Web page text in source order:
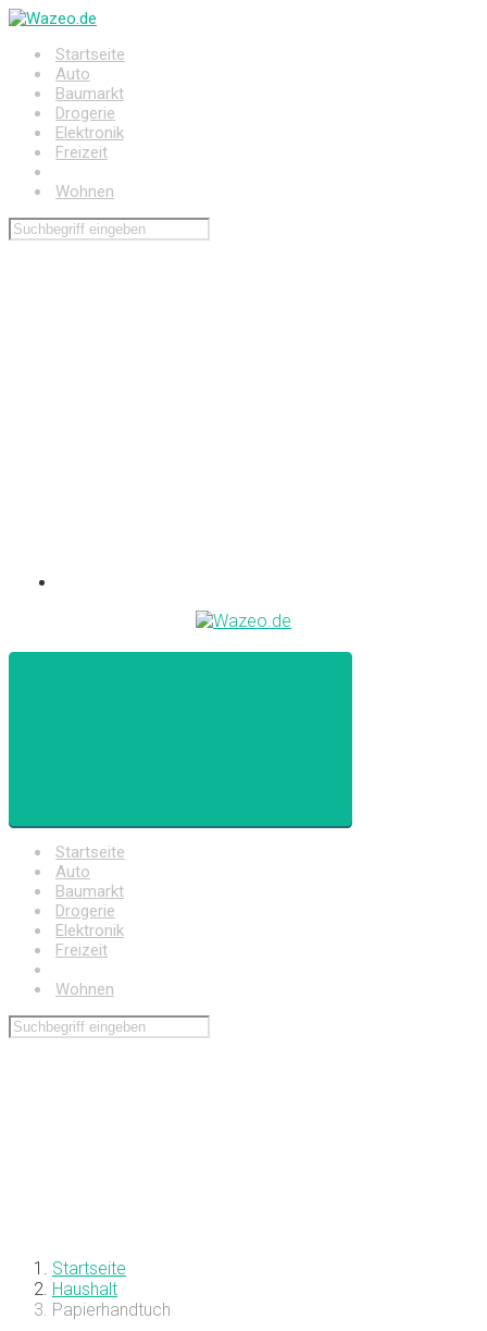
Zum
springenStartseite
Auto
Baumarkt
Drogerie
Elektronik
Freizeit
Wohnen
Startseite
Auto
Baumarkt
Drogerie
Elektronik
Freizeit
Wohnen
Startseite
Haushalt
Papierhandtuch